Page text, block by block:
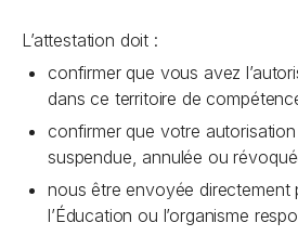
L’attestation doit :
confirmer que vous avez
dans ce territoire de
confirmer que votre autorisation
suspendue, annulée ou
nous être envoyée directement
l’Éducation ou l’organisme